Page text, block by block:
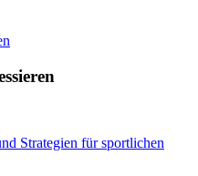
Strategien für sportlichen